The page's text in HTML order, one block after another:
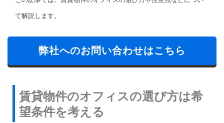
て解説します。
弊社へのお問い合わせはこちら
賃貸物件のオフィスの選び方は希
望条件を考える